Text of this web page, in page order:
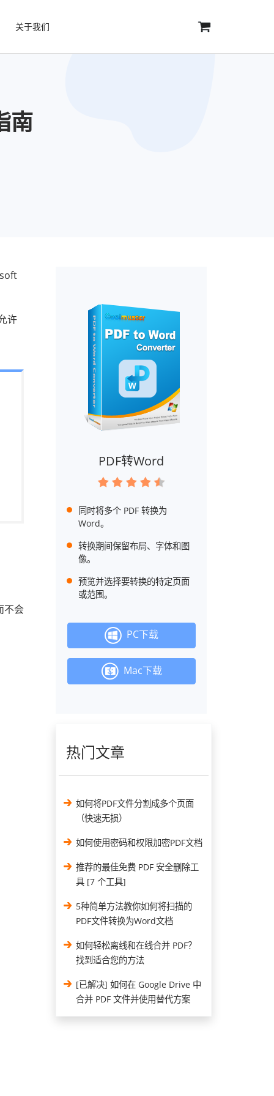
关于我们
南
许
不会
PDF转Word
同时将多个 PDF 转换为
Word。
转换期间保留布局、字体和图
像。
预览并选择要转换的特定页面
或范围。
PC下载
Mac下载
热门文章
如何将PDF文件分割成多个页面
（快速无损）
如何使用密码和权限加密PDF文档
推荐的最佳免费 PDF 安全删除工
具 [7 个工具]
5种简单方法教你如何将扫描的
PDF文件转换为Word文档
如何轻松离线和在线合并 PDF？
找到适合您的方法
[已解决] 如何在 Google Drive 中
合并 PDF 文件并使用替代方案